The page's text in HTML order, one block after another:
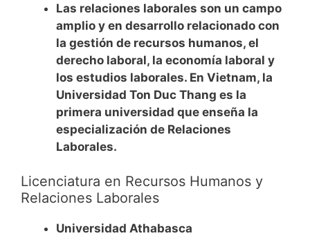
Las relaciones laborales son un campo
amplio y en desarrollo relacionado con
la gestión de recursos humanos, el
derecho laboral, la economía laboral y
los estudios laborales. En Vietnam, la
Universidad Ton Duc Thang es la
primera universidad que enseña la
especialización de Relaciones
Laborales.
Licenciatura en Recursos Humanos y
Relaciones Laborales
Universidad Athabasca